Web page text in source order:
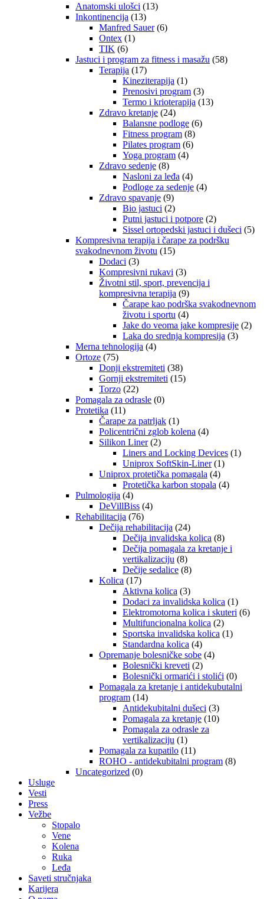
Anatomski ulošci (13)
Inkontinencija (13)
Manfred Sauer (6)
Ontex (1)
TIK (6)
Jastuci i program za fitness i masažu (58)
Terapija (17)
Kineziterapija (1)
Prenosivi program (3)
Termo i krioterapija (13)
Zdravo kretanje (24)
Balansne podloge (6)
Fitness program (8)
Pilates program (6)
Yoga program (4)
Zdravo sedenje (8)
Nasloni za leđa (4)
Podloge za sedenje (4)
Zdravo spavanje (9)
Bio jastuci (2)
Putni jastuci i potpore (2)
Sissel ortopedski jastuci i dušeci (5)
Kompresivna terapija i čarape za podršku
svakodnevnom životu (15)
Dodaci (3)
Kompresivni rukavi (3)
Životni stil, sport, prevencija i
kompresivna terapija (9)
Čarape kao podrška svakodnevnom
životu i sportu (4)
Jake do veoma jake kompresije (2)
Laka do srednja kompresija (3)
Merna tehnologija (4)
Ortoze (75)
Donji ekstremiteti (38)
Gornji ekstremiteti (15)
Torzo (22)
Pomagala za odrasle (0)
Protetika (11)
Čarape za patrljak (1)
Policentrični zglob kolena (4)
Silikon Liner (2)
Liners and Locking Devices (1)
Uniprox SoftSkin-Liner (1)
Uniprox protetička pomagala (4)
Protetička karbon stopala (4)
Pulmologija (4)
DeVillBiss (4)
Rehabilitacija (76)
Dečija rehabilitacija (24)
Dečija invalidska kolica (8)
Dečija pomagala za kretanje i
vertikalizaciju (8)
Dečije sedalice (8)
Kolica (17)
Aktivna kolica (3)
Dodaci za invalidska kolica (1)
Elektromotorna kolica i skuteri (6)
Multifuncionalna kolica (2)
Sportska invalidska kolica (1)
Standardna kolica (4)
Opremanje bolesničke sobe (4)
Bolesnički kreveti (2)
Bolesnički ormarići i stolići (0)
Pomagala za kretanje i antidekubutalni
program (14)
Antidekubitalni dušeci (3)
Pomagala za kretanje (10)
Pomagala za odrasle za
vertikalizaciju (1)
Pomagala za kupatilo (11)
ROHO - antidekubitalni program (8)
Uncategorized (0)
Usluge
Vesti
Press
Vežbe
Stopalo
Vene
Kolena
Ruka
Leđa
Saveti stručnjaka
Karijera